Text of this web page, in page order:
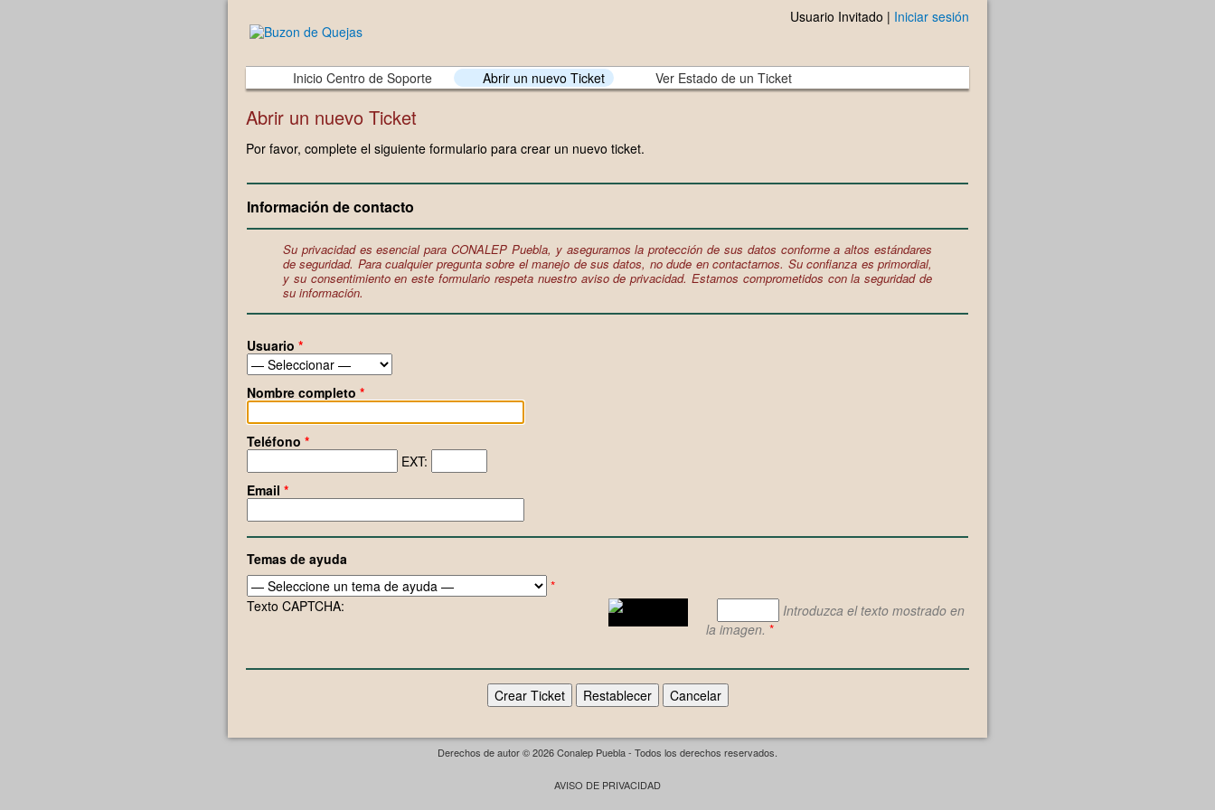
Usuario Invitado | Iniciar sesión
Inicio Centro de Soporte Abrir un nuevo Ticket Ver Estado de un Ticket
Abrir un nuevo Ticket
Por favor, complete el siguiente formulario para crear un nuevo ticket.
Información de contacto
Su privacidad es esencial para CONALEP Puebla, y aseguramos la protección de sus datos conforme a altos estándares
de seguridad. Para cualquier pregunta sobre el manejo de sus datos, no dude en contactarnos. Su confianza es primordial,
y su consentimiento en este formulario respeta nuestro aviso de privacidad. Estamos comprometidos con la seguridad de
su información.
Usuario *
Nombre completo *
Teléfono *
EXT:
Email *
Temas de ayuda
*
Texto CAPTCHA:
Introduzca el texto mostrado en
la imagen. *
Derechos de autor © 2026 Conalep Puebla - Todos los derechos reservados.
AVISO DE PRIVACIDAD